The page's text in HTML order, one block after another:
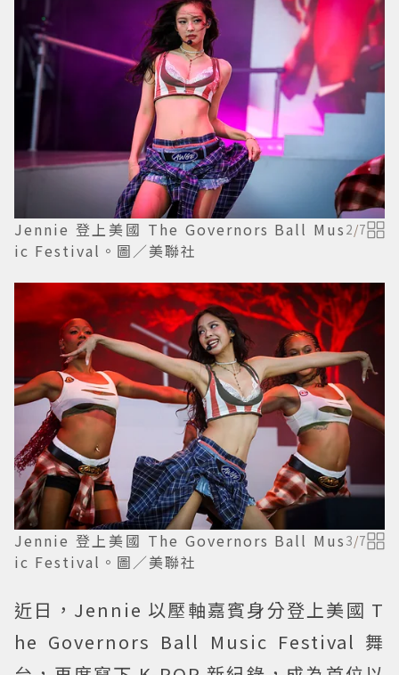
Jennie 登上美國 The Governors Ball Mus
ic Festival。圖／美聯社
2/7
Jennie 登上美國 The Governors Ball Mus
ic Festival。圖／美聯社
3/7
近日，Jennie 以壓軸嘉賓身分登上美國 T
he Governors Ball Music Festival 舞